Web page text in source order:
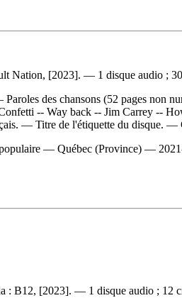
Nation, [2023]. — 1 disque audio ;
des chansons (52 pages non
-- Way back -- Jim Carrey --
— Titre de l'étiquette du disque. —
— Québec (Province) —
: B12, [2023]. — 1 disque audio ; 12